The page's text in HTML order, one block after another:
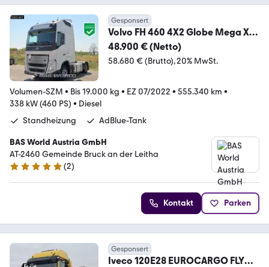
Gesponsert
Volvo FH 460 4X2 Globe Mega XL
2x Tanks Standklima
48.900 € (Netto)
58.680 € (Brutto) 20% MwSt.
Volumen-SZM • Bis 19.000 kg • EZ 07/2022 • 555.340 km •
338 kW (460 PS) • Diesel
Standheizung
AdBlue-Tank
BAS World Austria GmbH
AT-2460 Gemeinde Bruck an der Leitha
4.8 Sterne
(2)
Kontakt Parken
Gesponsert
Iveco 120E28 EUROCARGO FLY